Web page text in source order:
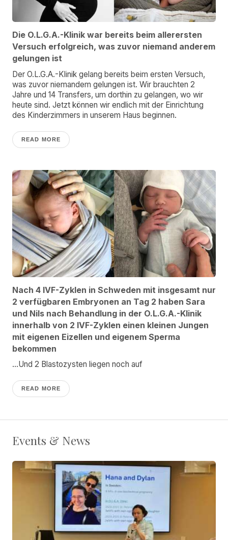
Die O.L.G.A.-Klinik war bereits beim allerersten
Versuch erfolgreich, was zuvor niemand anderem
gelungen ist
Der O.L.G.A.-Klinik gelang bereits beim ersten Versuch,
was zuvor niemandem gelungen ist. Wir brauchten 2
Jahre und 14 Transfers, um dorthin zu gelangen, wo wir
heute sind. Jetzt können wir endlich mit der Einrichtung
des Kinderzimmers in unserem Haus beginnen.
READ MORE
Nach 4 IVF-Zyklen in Schweden mit insgesamt nur
2 verfügbaren Embryonen an Tag 2 haben Sara
und Nils nach Behandlung in der O.L.G.A.-Klinik
innerhalb von 2 IVF-Zyklen einen kleinen Jungen
mit eigenen Eizellen und eigenem Sperma
bekommen
...Und 2 Blastozysten liegen noch auf
READ MORE
Events & News